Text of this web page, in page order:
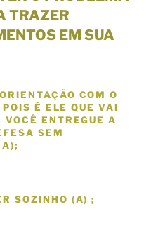
TRAZER
EM SUA
ORIENTAÇÃO COM O
É ELE QUE VAI
VOCÊ ENTREGUE A
SEM
;
SOZINHO (A) ;